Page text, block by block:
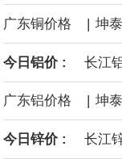
面战舰项
后续14艘
黄金价格
供支撑，
广东铜价格 | 坤
今日铝价 : 长江
广东铝价格 | 坤
今日锌价 : 长江